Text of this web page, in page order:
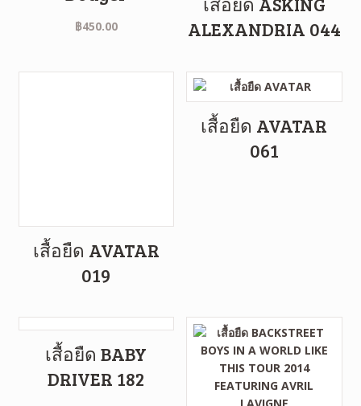
฿450.00
ALEXANDRIA 044
เสื้อยืด AVATAR
019
เสื้อยืด AVATAR
061
เสื้อยืด BABY
DRIVER 182